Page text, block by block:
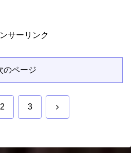
サーリンク
のページ
2 3 次